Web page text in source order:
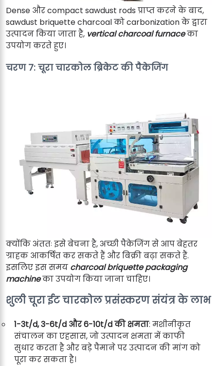
Dense और compact sawdust rods प्राप्त करने के बाद,
sawdust briquette charcoal को carbonization के द्वारा
उत्पादन किया जाता है, vertical charcoal furnaceका
उपयोग करते हुए।
चरण 7: चूरा चारकोल ब्रिकेट की पैकेजिंग
क्योंकि अंततः इसे बेचना है, अच्छी पैकेजिंग से आप बेहतर
ग्राहक आकर्षित कर सकते हैं और बिक्री बढ़ा सकते हैं.
इसलिए इस समय charcoal briquette packaging
machineका उपयोग किया जाना चाहिए।
शुली चूरा ईट चारकोल प्रसंस्करण संयंत्र के लाभ
1-3t/d, 3-6t/d और 6-10t/d की क्षमता: मशीनीकृत
संचालन का एहसास, जो उत्पादन क्षमता में काफी
सुधार करता है और बड़े पैमाने पर उत्पादन की मांग को
पूरा कर सकता है।